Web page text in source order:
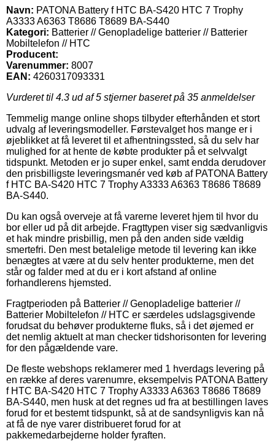
Navn: PATONA Battery f HTC BA-S420 HTC 7 Trophy
A3333 A6363 T8686 T8689 BA-S440
Kategori: Batterier // Genopladelige batterier // Batterier
Mobiltelefon // HTC
Producent:
Varenummer: 8007
EAN: 4260317093331
Vurderet til 4.3 ud af 5 stjerner baseret på 35 anmeldelser
Temmelig mange online shops tilbyder efterhånden et stort
udvalg af leveringsmodeller. Førstevalget hos mange er i
øjeblikket at få leveret til et afhentningssted, så du selv har
mulighed for at hente de købte produkter på et selvvalgt
tidspunkt. Metoden er jo super enkel, samt endda derudover
den prisbilligste leveringsmanér ved køb af PATONA Battery
f HTC BA-S420 HTC 7 Trophy A3333 A6363 T8686 T8689
BA-S440.
Du kan også overveje at få varerne leveret hjem til hvor du
bor eller ud på dit arbejde. Fragttypen viser sig sædvanligvis
et hak mindre prisbillig, men på den anden side vældig
smertefri. Den mest betalelige metode til levering kan ikke
benægtes at være at du selv henter produkterne, men det
står og falder med at du er i kort afstand af online
forhandlerens hjemsted.
Fragtperioden på Batterier // Genopladelige batterier //
Batterier Mobiltelefon // HTC er særdeles udslagsgivende
forudsat du behøver produkterne fluks, så i det øjemed er
det nemlig aktuelt at man checker tidshorisonten for levering
for den pågældende vare.
De fleste webshops reklamerer med 1 hverdags levering på
en række af deres varenumre, eksempelvis PATONA Battery
f HTC BA-S420 HTC 7 Trophy A3333 A6363 T8686 T8689
BA-S440, men husk at det regnes ud fra at bestillingen laves
forud for et bestemt tidspunkt, så at de sandsynligvis kan nå
at få de nye varer distribueret forud for at
pakkemedarbejderne holder fyraften.